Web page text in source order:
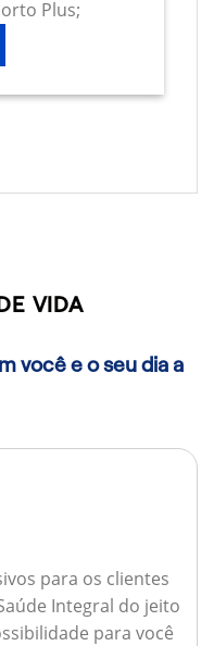
Plus;
VIDA
você e o seu dia a
para os clientes
Integral do jeito
para você